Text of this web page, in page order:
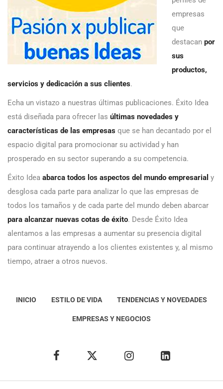
empresas
que
destacan por
sus
productos,
servicios y dedicación a sus clientes.
Echa un vistazo a nuestras últimas publicaciones. Éxito Idea
está diseñada para ofrecer las últimas novedades y
características de las empresas que se han decantado por el
espacio digital para promocionar su actividad y han
prosperado en su sector superando a su competencia.
Éxito Idea abarca todos los aspectos del mundo empresarial y
desglosa cada parte para analizar lo que las empresas de
todos los tamaños y de cada parte del mundo deben abarcar
para alcanzar nuevas cotas de éxito. Desde Éxito Idea
alentamos a las empresas a aumentar su presencia digital
para continuar atrayendo a los clientes existentes y, al mismo
tiempo, atraer a otros nuevos.
INICIO ESTILO DE VIDA TENDENCIAS Y NOVEDADES
EMPRESAS Y NEGOCIOS